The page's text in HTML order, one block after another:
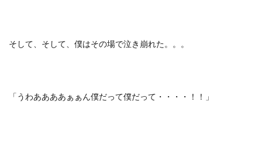
そして、そして、僕はその場で泣き崩れた。。。
「うわああああぁぁん僕だって僕だって・・・・！！」